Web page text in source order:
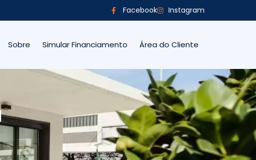
Facebook Instagram
Sobre Simular Financiamento Área do Cliente